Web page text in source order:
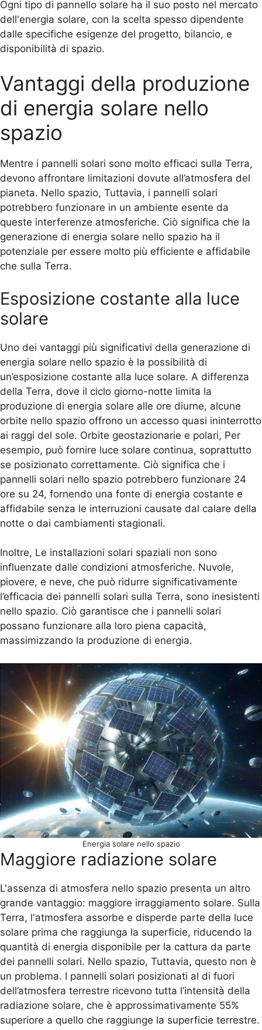
Ogni tipo di pannello solare ha il suo posto nel mercato
dell'energia solare, con la scelta spesso dipendente
dalle specifiche esigenze del progetto, bilancio, e
disponibilità di spazio.
Vantaggi della produzione
di energia solare nello
spazio
Mentre i pannelli solari sono molto efficaci sulla Terra,
devono affrontare limitazioni dovute all’atmosfera del
pianeta. Nello spazio, Tuttavia, i pannelli solari
potrebbero funzionare in un ambiente esente da
queste interferenze atmosferiche. Ciò significa che la
generazione di energia solare nello spazio ha il
potenziale per essere molto più efficiente e affidabile
che sulla Terra.
Esposizione costante alla luce
solare
Uno dei vantaggi più significativi della generazione di
energia solare nello spazio è la possibilità di
un’esposizione costante alla luce solare. A differenza
della Terra, dove il ciclo giorno-notte limita la
produzione di energia solare alle ore diurne, alcune
orbite nello spazio offrono un accesso quasi ininterrotto
ai raggi del sole. Orbite geostazionarie e polari, Per
esempio, può fornire luce solare continua, soprattutto
se posizionato correttamente. Ciò significa che i
pannelli solari nello spazio potrebbero funzionare 24
ore su 24, fornendo una fonte di energia costante e
affidabile senza le interruzioni causate dal calare della
notte o dai cambiamenti stagionali.
Inoltre, Le installazioni solari spaziali non sono
influenzate dalle condizioni atmosferiche. Nuvole,
piovere, e neve, che può ridurre significativamente
l’efficacia dei pannelli solari sulla Terra, sono inesistenti
nello spazio. Ciò garantisce che i pannelli solari
possano funzionare alla loro piena capacità,
massimizzando la produzione di energia.
Energia solare nello spazio
Maggiore radiazione solare
L'assenza di atmosfera nello spazio presenta un altro
grande vantaggio: maggiore irraggiamento solare. Sulla
Terra, l'atmosfera assorbe e disperde parte della luce
solare prima che raggiunga la superficie, riducendo la
quantità di energia disponibile per la cattura da parte
dei pannelli solari. Nello spazio, Tuttavia, questo non è
un problema. I pannelli solari posizionati al di fuori
dell’atmosfera terrestre ricevono tutta l’intensità della
radiazione solare, che è approssimativamente 55%
superiore a quello che raggiunge la superficie terrestre.